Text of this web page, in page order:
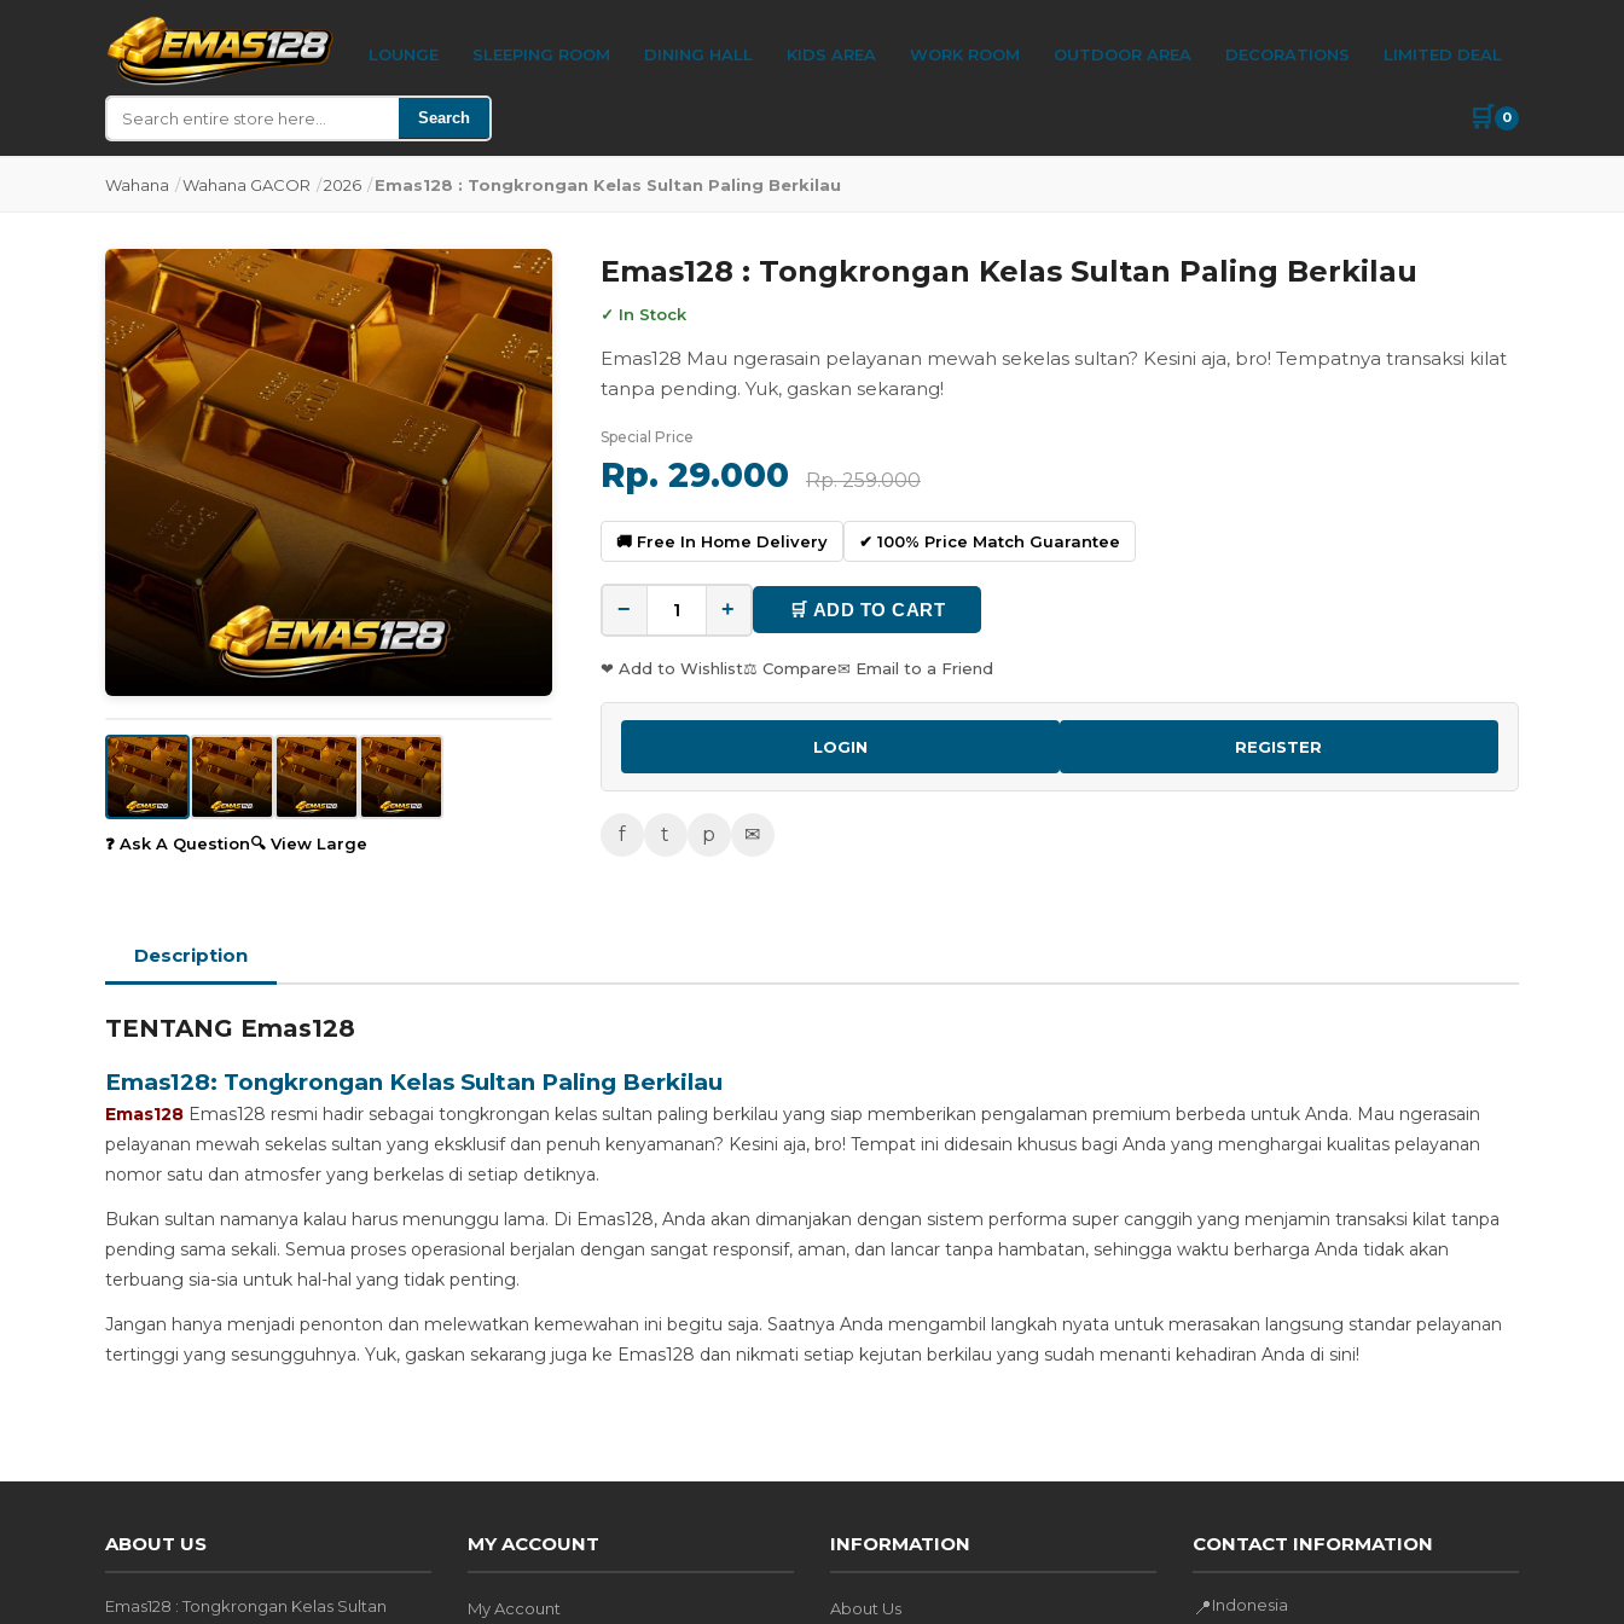
LOUNGE SLEEPING ROOM DINING HALL KIDS AREA WORK ROOM OUTDOOR AREA DECORATIONS LIMITED DEAL
Search 🛒 0
Wahana /Wahana GACOR /2026 /Emas128 : Tongkrongan Kelas Sultan Paling Berkilau
❓ Ask A Question🔍 View Large
Emas128 : Tongkrongan Kelas Sultan Paling Berkilau
✓ In Stock
Emas128 Mau ngerasain pelayanan mewah sekelas sultan? Kesini aja, bro! Tempatnya transaksi kilat
tanpa pending. Yuk, gaskan sekarang!
Special Price
Rp. 29.000 Rp. 259.000
🚚 Free In Home Delivery ✔ 100% Price Match Guarantee
− + 🛒 ADD TO CART
❤ Add to Wishlist⚖ Compare✉ Email to a Friend
LOGIN REGISTER
f t p ✉
Description
TENTANG Emas128
Emas128: Tongkrongan Kelas Sultan Paling Berkilau
Emas128 Emas128 resmi hadir sebagai tongkrongan kelas sultan paling berkilau yang siap memberikan pengalaman premium berbeda untuk Anda. Mau ngerasain
pelayanan mewah sekelas sultan yang eksklusif dan penuh kenyamanan? Kesini aja, bro! Tempat ini didesain khusus bagi Anda yang menghargai kualitas pelayanan
nomor satu dan atmosfer yang berkelas di setiap detiknya.
Bukan sultan namanya kalau harus menunggu lama. Di Emas128, Anda akan dimanjakan dengan sistem performa super canggih yang menjamin transaksi kilat tanpa
pending sama sekali. Semua proses operasional berjalan dengan sangat responsif, aman, dan lancar tanpa hambatan, sehingga waktu berharga Anda tidak akan
terbuang sia-sia untuk hal-hal yang tidak penting.
Jangan hanya menjadi penonton dan melewatkan kemewahan ini begitu saja. Saatnya Anda mengambil langkah nyata untuk merasakan langsung standar pelayanan
tertinggi yang sesungguhnya. Yuk, gaskan sekarang juga ke Emas128 dan nikmati setiap kejutan berkilau yang sudah menanti kehadiran Anda di sini!
ABOUT US
Emas128 : Tongkrongan Kelas Sultan
MY ACCOUNT
My Account
INFORMATION
About Us
CONTACT INFORMATION
📍Indonesia